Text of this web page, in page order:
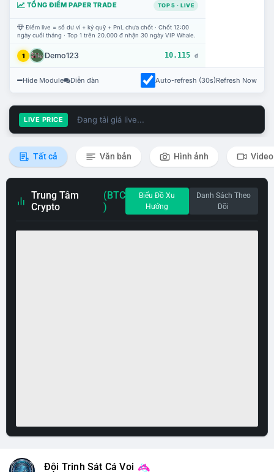
TỔNG ĐIỂM PAPER TRADE TOP 5 · LIVE
Điểm live = số dư ví + ký quỹ + PnL chưa chốt · Chốt 12:00
ngày cuối tháng · Top 1 trên 20.000 đ nhận 30 ngày VIP Whale.
1 Demo123 10.115 đ
Hide Module Diễn đàn Auto-refresh (30s)Refresh Now
LIVE PRICE Đang tải giá live...
Tất cả Văn bản Hình ảnh Video
Trung Tâm
Crypto
(BTC
)
Biểu Đồ Xu
Hướng
Danh Sách Theo
Dõi
Đội Trinh Sát Cá Voi